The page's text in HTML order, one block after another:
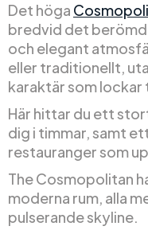
Det höga
bredvid det
och elegant
eller traditionellt,
karaktär som lockar
Här hittar du ett
dig i timmar, samt
restauranger som
The Cosmopolitan
moderna rum, alla
pulserande skyline.